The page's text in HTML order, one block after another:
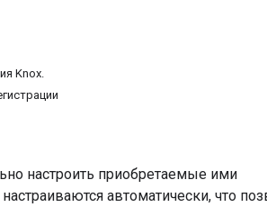
Knox.
настроить приобретаемые ими
автоматически, что